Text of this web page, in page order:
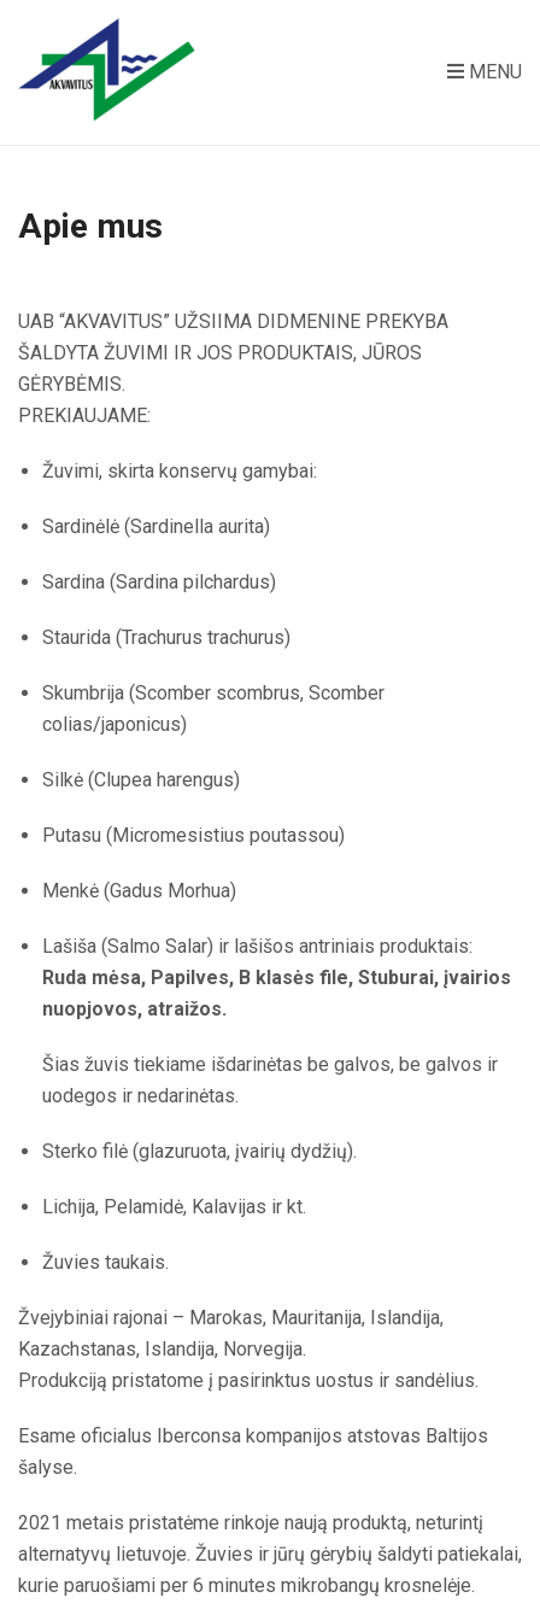
MENU
Apie mus
UAB “AKVAVITUS” UŽSIIMA DIDMENINE PREKYBA
ŠALDYTA ŽUVIMI IR JOS PRODUKTAIS, JŪROS
GĖRYBĖMIS.
PREKIAUJAME:
Žuvimi, skirta konservų gamybai:
Sardinėlė (Sardinella aurita)
Sardina (Sardina pilchardus)
Staurida (Trachurus trachurus)
Skumbrija (Scomber scombrus, Scomber
colias/japonicus)
Silkė (Clupea harengus)
Putasu (Micromesistius poutassou)
Menkė (Gadus Morhua)
Lašiša (Salmo Salar) ir lašišos antriniais produktais:
Ruda mėsa, Papilves, B klasės file, Stuburai, įvairios
nuopjovos, atraižos.
Šias žuvis tiekiame išdarinėtas be galvos, be galvos ir
uodegos ir nedarinėtas.
Sterko filė (glazuruota, įvairių dydžių).
Lichija, Pelamidė, Kalavijas ir kt.
Žuvies taukais.
Žvejybiniai rajonai – Marokas, Mauritanija, Islandija,
Kazachstanas, Islandija, Norvegija.
Produkciją pristatome į pasirinktus uostus ir sandėlius.
Esame oficialus Iberconsa kompanijos atstovas Baltijos
šalyse.
2021 metais pristatėme rinkoje naują produktą, neturintį
alternatyvų lietuvoje. Žuvies ir jūrų gėrybių šaldyti patiekalai,
kurie paruošiami per 6 minutes mikrobangų krosnelėje.